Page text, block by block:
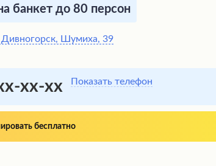
банкет до 80 персон
Дивногорск, Шумиха, 39
xx-xx Показать телефон
бесплатно